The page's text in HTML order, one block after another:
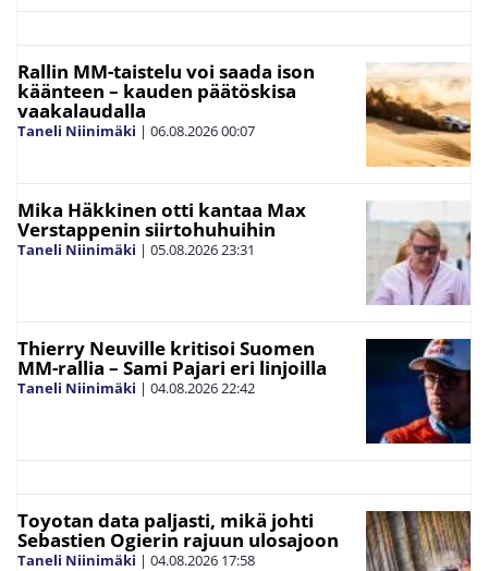
Rallin MM-taistelu voi saada ison
käänteen – kauden päätöskisa
vaakalaudalla
Taneli Niinimäki | 06.08.202600:07
Mika Häkkinen otti kantaa Max
Verstappenin siirtohuhuihin
Taneli Niinimäki | 05.08.202623:31
Thierry Neuville kritisoi Suomen
MM-rallia – Sami Pajari eri linjoilla
Taneli Niinimäki | 04.08.202622:42
Toyotan data paljasti, mikä johti
Sebastien Ogierin rajuun ulosajoon
Taneli Niinimäki | 04.08.2026 17:58